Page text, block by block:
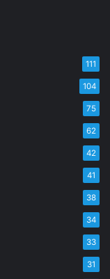
111
104
75
62
42
41
38
34
33
31